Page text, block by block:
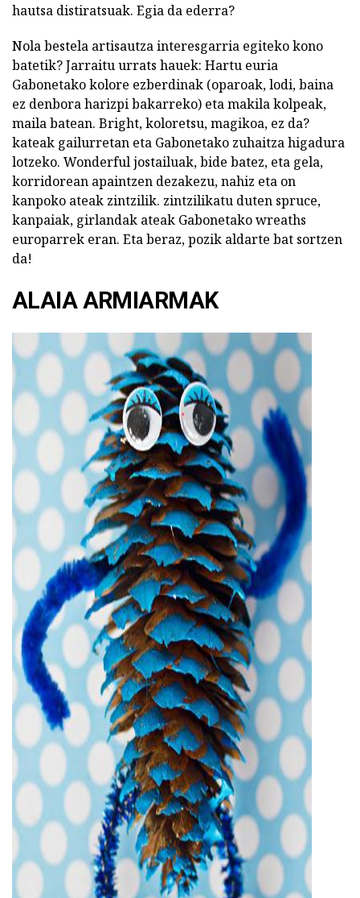
hautsa distiratsuak. Egia da ederra?
Nola bestela artisautza interesgarria egiteko kono
batetik? Jarraitu urrats hauek: Hartu euria
Gabonetako kolore ezberdinak (oparoak, lodi, baina
ez denbora harizpi bakarreko) eta makila kolpeak,
maila batean. Bright, koloretsu, magikoa, ez da?
kateak gailurretan eta Gabonetako zuhaitza higadura
lotzeko. Wonderful jostailuak, bide batez, eta gela,
korridorean apaintzen dezakezu, nahiz eta on
kanpoko ateak zintzilik. zintzilikatu duten spruce,
kanpaiak, girlandak ateak Gabonetako wreaths
europarrek eran. Eta beraz, pozik aldarte bat sortzen
da!
ALAIA ARMIARMAK
ad